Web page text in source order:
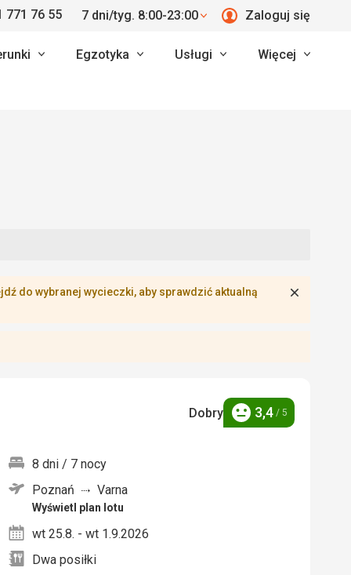
771 76 55 7 dni/tyg. 8:00-23:00 Zaloguj się
Egzotyka Usługi Więcej
do wybranej wycieczki, aby sprawdzić aktualną
Dobry Ocena
3,4 / 5
8 dni / 7 nocy
Poznań
Varna
Wyświetl plan lotu
wt 25.8. - wt 1.9.2026
Dwa posiłki